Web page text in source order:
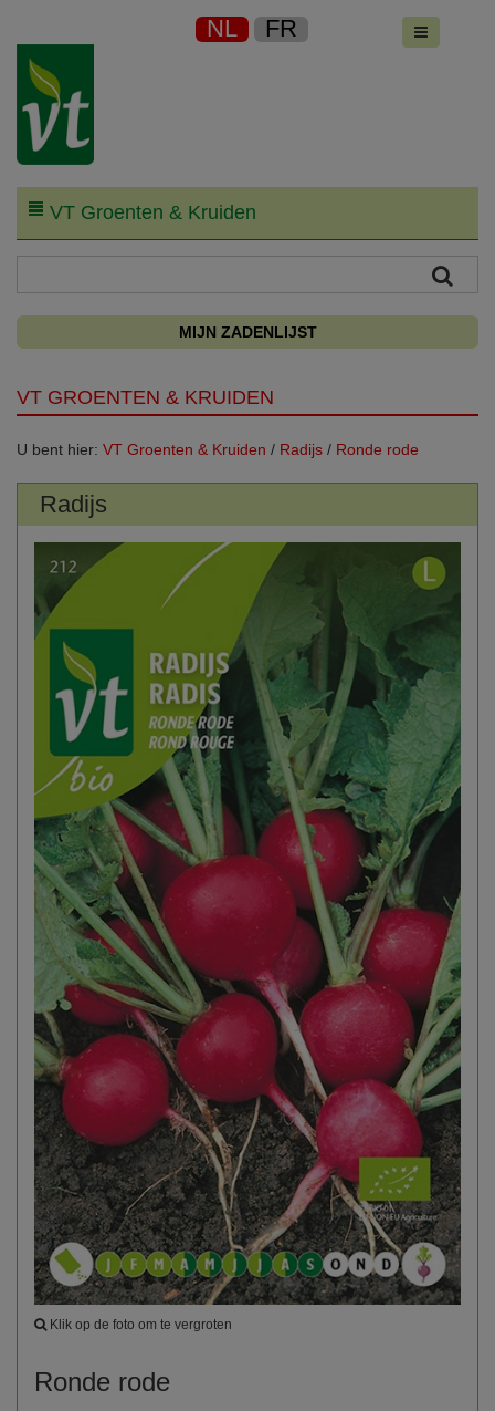
NL FR
VT Groenten & Kruiden
MIJN ZADENLIJST
VT GROENTEN & KRUIDEN
U bent hier: VT Groenten & Kruiden / Radijs / Ronde rode
Radijs
Klik op de foto om te vergroten
Ronde rode